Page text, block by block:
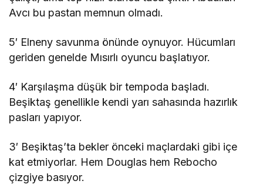
Avcı bu pastan memnun olmadı.
5′ Elneny savunma önünde oynuyor. Hücumları
geriden genelde Mısırlı oyuncu başlatıyor.
4′ Karşılaşma düşük bir tempoda başladı.
Beşiktaş genellikle kendi yarı sahasında hazırlık
pasları yapıyor.
3′ Beşiktaş’ta bekler önceki maçlardaki gibi içe
kat etmiyorlar. Hem Douglas hem Rebocho
çizgiye basıyor.